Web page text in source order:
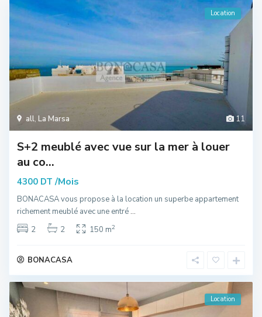
11
all, La Marsa
Location
S+2 meublé avec vue sur la mer à louer
au co...
4300 DT /Mois
BONACASA vous propose à la location un superbe appartement
richement meublé avec une entré...
2
2 150 m2
BONACASA
Location